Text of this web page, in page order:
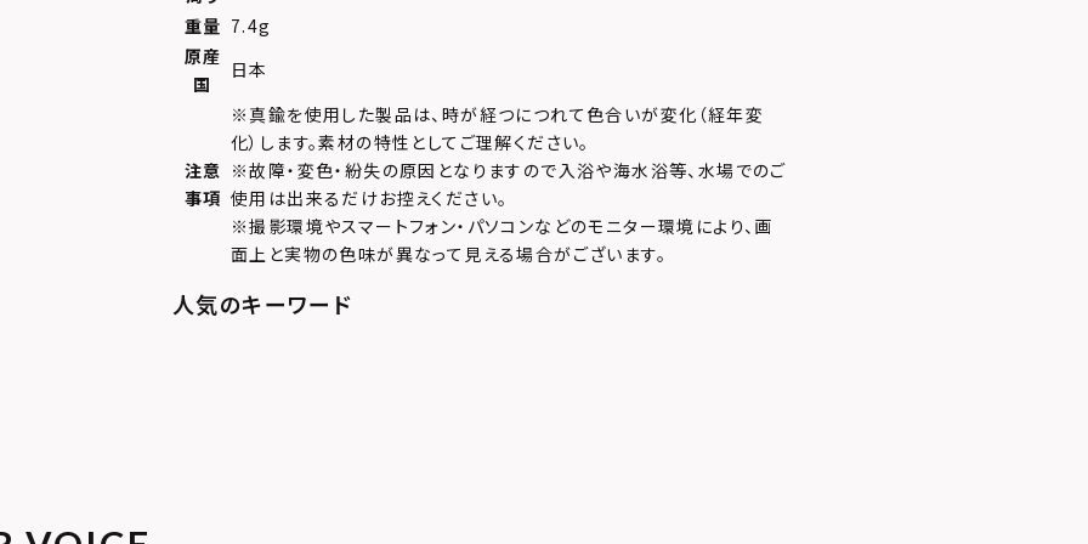
重量 7.4g
原産
国
日本
注意
事項
※真鍮を使用した製品は、時が経つにつれて色合いが変化（経年変
化）します。素材の特性としてご理解ください。
※故障・変色・紛失の原因となりますので入浴や海水浴等、水場でのご
使用は出来るだけお控えください。
※撮影環境やスマートフォン・パソコンなどのモニター環境により、画
面上と実物の色味が異なって見える場合がございます。